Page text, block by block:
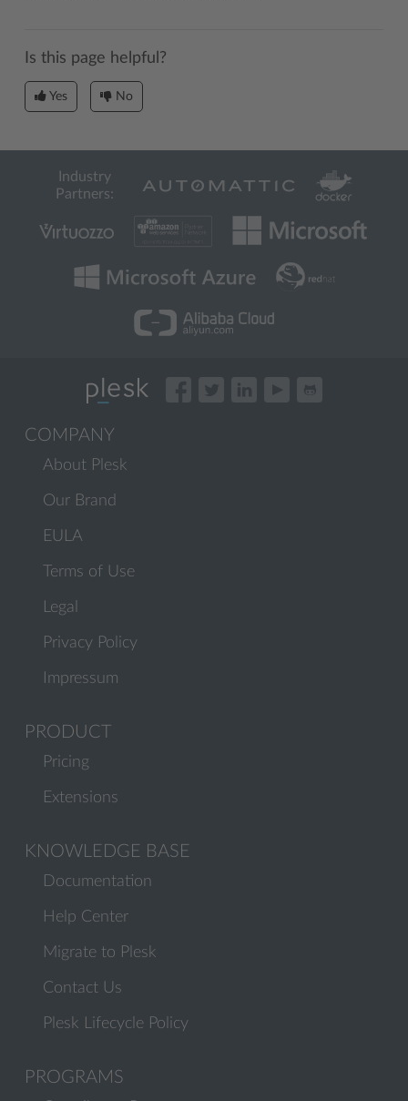
Is this page helpful?
Yes No
Industry
Partners:
COMPANY
About Plesk
Our Brand
EULA
Terms of Use
Legal
Privacy Policy
Impressum
PRODUCT
Pricing
Extensions
KNOWLEDGE BASE
Documentation
Help Center
Migrate to Plesk
Contact Us
Plesk Lifecycle Policy
PROGRAMS